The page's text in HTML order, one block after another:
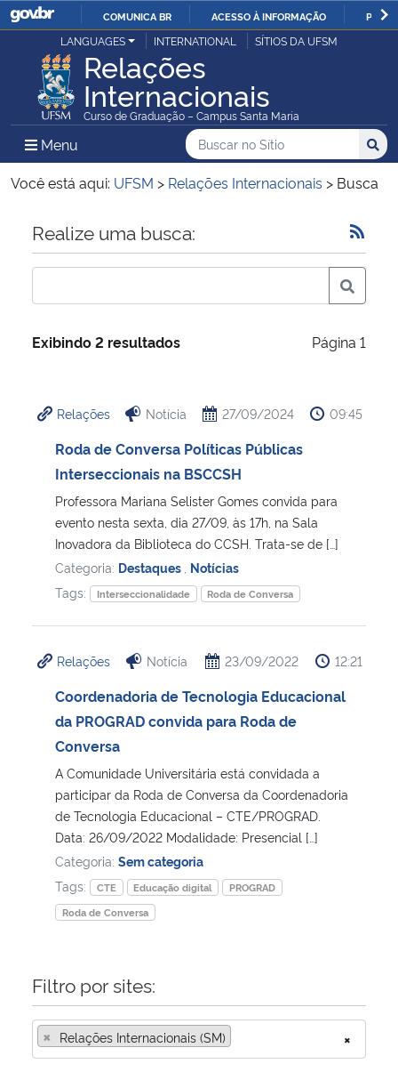
IR
PARA
O
CONTEÚDO
COMUNICA BR ACESSO À INFORMAÇÃO
Ministério da Justiça e Segurança Pública
Ministério da Defesa
Ministério das Relações Exteriores
Ministério da Economia
Ministério da Infraestrutura
Ministério da Cidadania
Ministério de Minas e Energia
Ministério do Meio Ambiente
Ministério do Desenvolvimento Regional
Controladoria-Geral da União
Ministério da Mulher, da Família e dos Direitos Humanos
Secretaria-Geral
Secretaria de Governo
Advocacia-Geral da União
Banco Central do Brasil
LANGUAGES INTERNATIONAL SÍTIOS DA UFSM
Relações
Internacionais
Curso de Graduação – Campus Santa Maria
Menu Menu Principal do Sítio
Busca
Buscar no no Sítio
Busca:
Você está aqui: UFSM > Relações Internacionais > Busca
Início do conteúdo
Realize uma busca:
Exibindo 2 resultados Página 1
Relações Notícia 27/09/2024 09:45
Roda de Conversa Políticas Públicas
Interseccionais na BSCCSH
Professora Mariana Selister Gomes convida para
evento nesta sexta, dia 27/09, às 17h, na Sala
Inovadora da Biblioteca do CCSH. Trata-se de […]
Categoria: Destaques Notícias
Tags:
Interseccionalidade Roda de Conversa
Relações Notícia 23/09/2022 12:21
Coordenadoria de Tecnologia Educacional
da PROGRAD convida para Roda de
Conversa
A Comunidade Universitária está convidada a
participar da Roda de Conversa da Coordenadoria
de Tecnologia Educacional – CTE/PROGRAD.
Data: 26/09/2022 Modalidade: Presencial […]
Categoria: Sem categoria
Tags:
CTE Educação digital
PROGRAD
Roda de Conversa
Filtro por sites:
×
× Relações Internacionais (SM)